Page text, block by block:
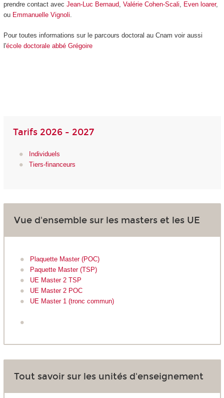
prendre contact avec Jean-Luc Bernaud, Valérie Cohen-Scali, Even loarer,
ou Emmanuelle Vignoli.
Pour toutes informations sur le parcours doctoral au Cnam voir aussi
l'école doctorale abbé Grégoire
Tarifs 2026 - 2027
Individuels
Tiers-financeurs
Vue d'ensemble sur les masters et les UE
Plaquette Master (POC)
Paquette Master (TSP)
UE Master 2 TSP
UE Master 2 POC
UE Master 1 (tronc commun)
Tout savoir sur les unités d'enseignement